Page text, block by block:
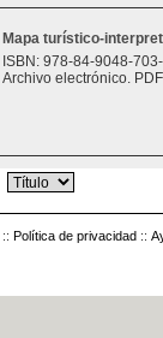
Mapa turístico-
ISBN: 978-84-9048-
Archivo electrónico.
:: Política de privacidad ::